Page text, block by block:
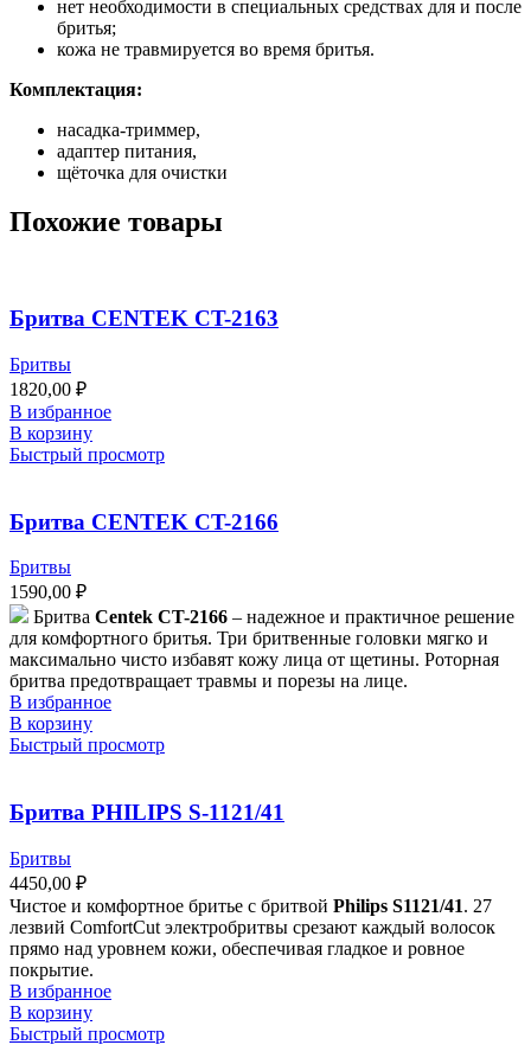
нет необходимости в специальных средствах для и после
бритья;
кожа не травмируется во время бритья.
Комплектация:
насадка-триммер,
адаптер питания,
щёточка для очистки
Похожие товары
Бритва CENTEK CT-2163
Бритвы
1820,00 ₽
В избранное
В корзину
Быстрый просмотр
Бритва CENTEK CT-2166
Бритвы
1590,00 ₽
Бритва Centek CT-2166 – надежное и практичное решение
для комфортного бритья. Три бритвенные головки мягко и
максимально чисто избавят кожу лица от щетины. Роторная
бритва предотвращает травмы и порезы на лице.
В избранное
В корзину
Быстрый просмотр
Бритва PHILIPS S-1121/41
Бритвы
4450,00 ₽
Чистое и комфортное бритье с бритвой Philips S1121/41. 27
лезвий ComfortCut электробритвы срезают каждый волосок
прямо над уровнем кожи, обеспечивая гладкое и ровное
покрытие.
В избранное
В корзину
Быстрый просмотр